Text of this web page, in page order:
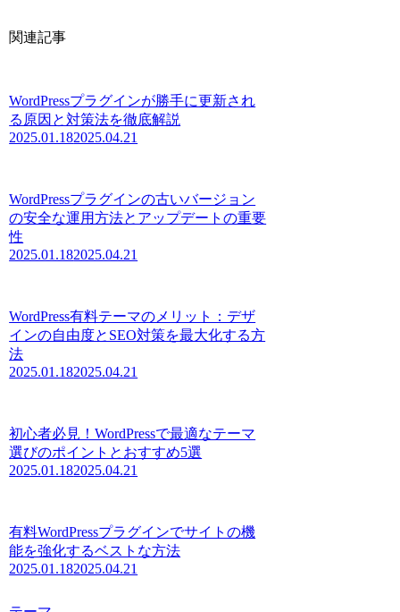
関連記事
WordPressプラグインが勝手に更新され
る原因と対策法を徹底解説
2025.01.182025.04.21
WordPressプラグインの古いバージョン
の安全な運用方法とアップデートの重要
性
2025.01.182025.04.21
WordPress有料テーマのメリット：デザ
インの自由度とSEO対策を最大化する方
法
2025.01.182025.04.21
初心者必見！WordPressで最適なテーマ
選びのポイントとおすすめ5選
2025.01.182025.04.21
有料WordPressプラグインでサイトの機
能を強化するベストな方法
2025.01.182025.04.21